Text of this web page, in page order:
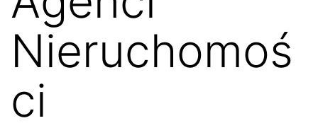
Nieruchomoś
ci